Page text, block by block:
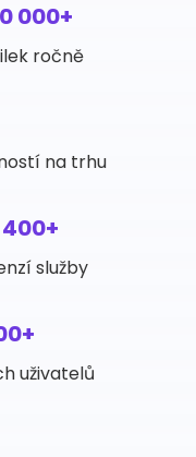
000+
ročně
na trhu
400+
služby
uživatelů